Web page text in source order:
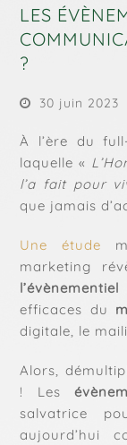
LES
?
30 juin 2023
À l’ère du
laquelle «
l’a fait pour
que jamais
Une étude
marketing
l’évènementiel
efficaces du
digitale, le
Alors,
! Les
salvatrice
aujourd’hui